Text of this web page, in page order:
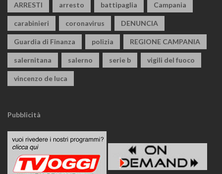
ARRESTI arresto battipaglia Campania
carabinieri coronavirus DENUNCIA
Guardia di Finanza polizia REGIONE CAMPANIA
salernitana salerno serie b vigili del fuoco
vincenzo de luca
Pubblicità